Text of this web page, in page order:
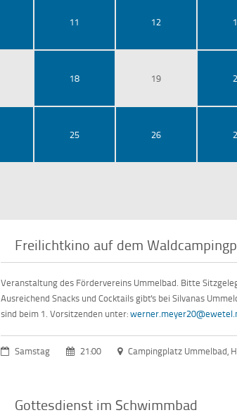
11 12
18 19
25 26
Freilichtkino auf dem
Veranstaltung des Fördervereins Ummelbad. Bitte
Ausreichend Snacks und Cocktails gibt's bei Silvanas
sind beim 1. Vorsitzenden unter:
Samstag 21:00 Campingplatz Ummelbad,
Gottesdienst im Schwimmbad